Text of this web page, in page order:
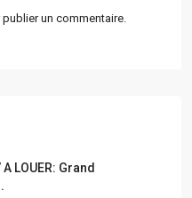
un commentaire.
A LOUER: Grand